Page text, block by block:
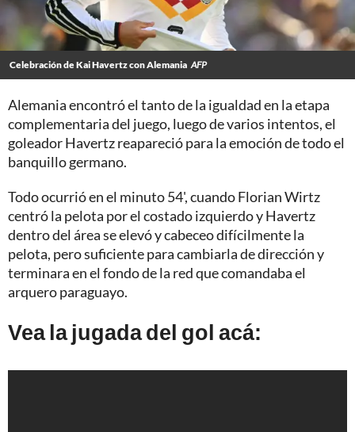
Celebración de Kai Havertz con Alemania AFP
Alemania encontró el tanto de la igualdad en la etapa
complementaria del juego, luego de varios intentos, el
goleador Havertz reapareció para la emoción de todo el
banquillo germano.
Todo ocurrió en el minuto 54', cuando Florian Wirtz
centró la pelota por el costado izquierdo y Havertz
dentro del área se elevó y cabeceo difícilmente la
pelota, pero suficiente para cambiarla de dirección y
terminara en el fondo de la red que comandaba el
arquero paraguayo.
Vea la jugada del gol acá: